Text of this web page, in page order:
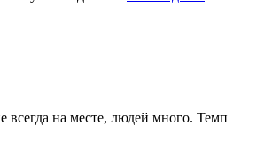
всегда на месте, людей много. Темп